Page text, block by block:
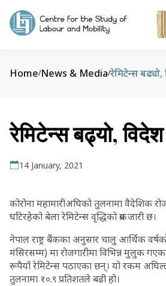
Home/News & Media/रेमिटेन्स
रेमिटेन्स बढ्यो,
14 January, 2021
कोरोना महामारीअघिको तुलनामा वैदेशिक
घटिरहेको बेला रेमिटेन्स वृद्धिको क्रम जारी छ।
नेपाल राष्ट्र बैंकका अनुसार चालु आर्थिक
मंसिरसम्म) मा रोजगारीमा विभिन्न मुलुक
रूपैयाँ रेमिटेन्स पठाएका छन्। यो रकम
तुलनामा १०.९ प्रतिशतले बढी हो।